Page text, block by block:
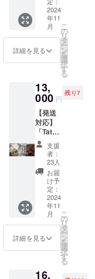
ナナ・
オレン
光を避
け、
20℃以
下で保
くださ
い ・特
乳成
分・小
麦・大
豆・オ
レンジ
※ボンボ
ンショ
コラの
デザイ
ンのみ
若干変
更にな
る可能
性があ
りま
す。
night」
を開催
しま
す。 日
本酒
れに合
わせて
佐藤が
セレク
トした
チョコ
レート
を店舗
で楽し
んで頂
けるチ
ケット
になり
ます。
※東京都
にある
店舗
CHOCO
ショコ
ラ4個入
・配送
方法：
11月発
でお届
けしま
す。 ※
もし外
気温が
暑い場
合は、
冷蔵配
送に変
更をさ
せて頂
きま
す。 ・
消費期
限：ご
到着日
より14
商品を
りとオ
リジナ
ルTシャ
ツの
セット
①〝Sa
ke
s
Kazeno
mori〟
日本酒
「風の
森」
ショコ
ラ4個入
・配送
方法：
11月発
送の
為、常
温配送
でお届
けしま
す。 ※
合は、
2024
年11
月
詳細を見る
こ
の
リ
タ
ー
ン
を
選
択
す
る
13,
000 円
残り7
【発送
対応】
「Tatsu
nori
Sato」
のボン
ボン
ショコ
ラ＆マ
カロン
ショコ
ラ＆ガ
トー
ショコ
ラの
セット
容）
支援
者：
23人
お届
け予
定：
2024
年11
月
詳細を見る
こ
の
リ
タ
ー
ン
を
選
択
す
る
16,